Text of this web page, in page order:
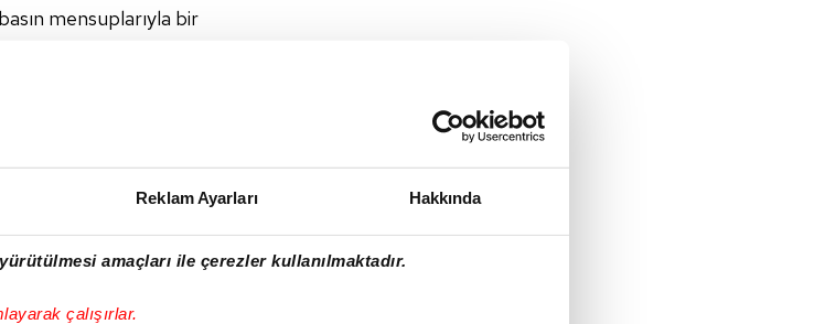
Reklam Ayarları Hakkında
amaçları ile çerezler kullanılmaktadır.
çalışırlar.
mensuplarıyla bir
kazanmak
satsak o paraya aynı
da tribünlerden tepki
Ancak Emenike transfer
da ifade ediliyor.